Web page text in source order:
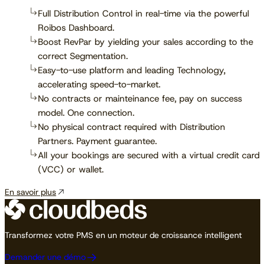
Full Distribution Control in real-time via the powerful
Roibos Dashboard.
Boost RevPar by yielding your sales according to the
correct Segmentation.
Easy-to-use platform and leading Technology,
accelerating speed-to-market.
No contracts or mainteinance fee, pay on success
model. One connection.
No physical contract required with Distribution
Partners. Payment guarantee.
All your bookings are secured with a virtual credit card
(VCC) or wallet.
En savoir plus
Transformez votre PMS en un moteur de croissance intelligent
Demander une démo